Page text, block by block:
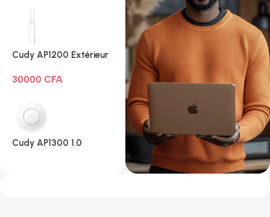
Cudy AP1200 Extérieur
30000 CFA
Cudy AP1300 1.0